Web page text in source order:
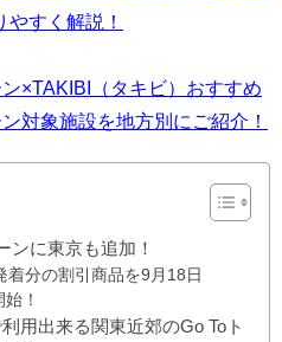
すく解説！
×TAKIBI（タキビ）おすすめ
対象施設を地方別にご紹介！
ンに東京も追加！
着分の割引商品を9月18日
！
用出来る関東近郊のGo Toト